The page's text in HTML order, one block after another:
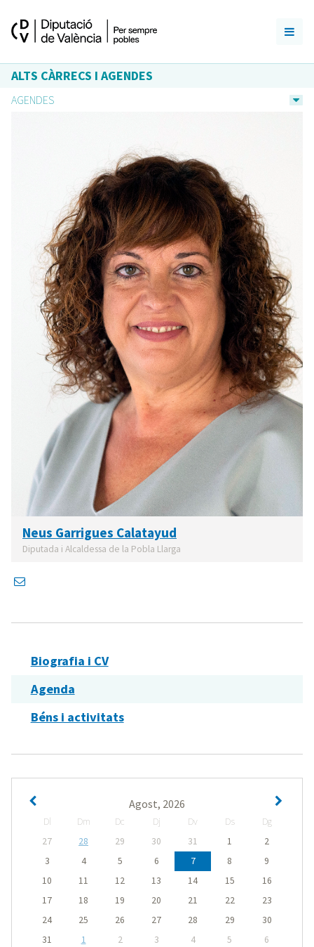
ALTS CÀRRECS I AGENDES
AGENDES
Neus Garrigues Calatayud
Diputada i Alcaldessa de la Pobla Llarga
Biografia i CV
Agenda
Béns i activitats
Agost, 2026
Dl Dm Dc Dj Dv Ds
Dg
27
28 29 30 31 1
2
3
4 5 6 7 8
9
10
11 12 13 14 15
16
17
18 19 20 21 22
23
24
25 26 27 28 29
30
31
1 2 3 4 5 6